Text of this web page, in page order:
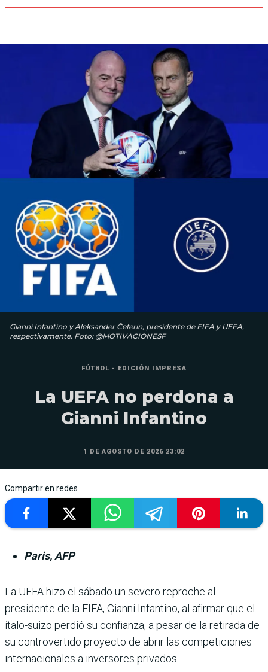
Gianni Infantino y Aleksander Čeferin, presidente de FIFA y UEFA,
respectivamente. Foto: @MOTIVACIONESF
FÚTBOL - EDICIÓN IMPRESA
La UEFA no perdona a
Gianni Infantino
1 DE AGOSTO DE 2026 23:02
Compartir en redes
Paris, AFP
La UEFA hizo el sábado un severo reproche al
presidente de la FIFA, Gianni Infantino, al afirmar que el
ítalo-suizo perdió su confianza, a pesar de la retirada de
su controvertido proyecto de abrir las competiciones
internacionales a inversores privados.